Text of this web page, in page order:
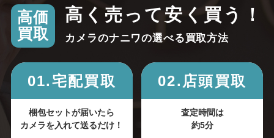
高価
買取
高く売って安く買う！
カメラのナニワの選べる買取方法
01.宅配買取
梱包セットが届いたら
カメラを入れて送るだけ！
02.店頭買取
査定時間は
約5分